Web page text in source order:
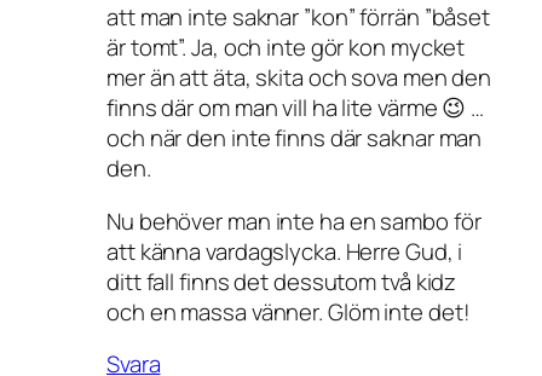
att man inte saknar ”kon” förrän ”båset
är tomt”. Ja, och inte gör kon mycket
mer än att äta, skita och sova men den
finns där om man vill ha lite värme 😉 …
och när den inte finns där saknar man
den.
Nu behöver man inte ha en sambo för
att känna vardagslycka. Herre Gud, i
ditt fall finns det dessutom två kidz
och en massa vänner. Glöm inte det!
Svara